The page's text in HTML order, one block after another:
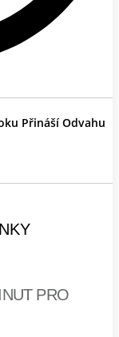
Přináší Odvahu
PRO